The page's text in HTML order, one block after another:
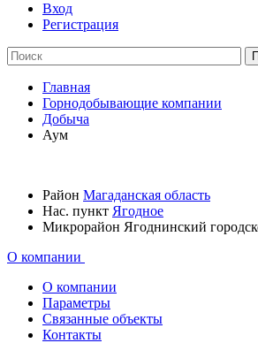
Вход
Регистрация
Главная
Горнодобывающие компании
Добыча
Аум
Район Магаданская область
Нас. пункт Ягодное
Микрорайон Ягоднинский
О компании
О компании
Параметры
Связанные объекты
Контакты